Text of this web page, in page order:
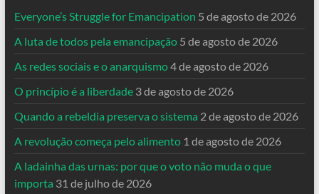
Everyone’s Struggle for Emancipation 5 de agosto de 2026
A luta de todos pela emancipação 5 de agosto de 2026
As redes sociais e o anarquismo4 de agosto de 2026
O princípio é a liberdade 3 de agosto de 2026
Quando a rebeldia preserva o sistema 2 de agosto de 2026
A revolução começa pelo alimento 1 de agosto de 2026
A ladainha das urnas: por que o voto não muda o que
importa 31 de julho de 2026